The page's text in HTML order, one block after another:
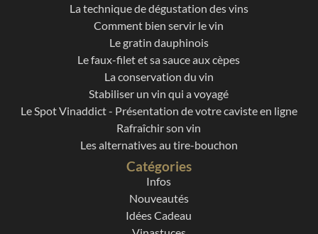
La technique de dégustation des vins
Comment bien servir le vin
Le gratin dauphinois
Le faux-filet et sa sauce aux cèpes
La conservation du vin
Stabiliser un vin qui a voyagé
Le Spot Vinaddict - Présentation de votre caviste en ligne
Rafraîchir son vin
Les alternatives au tire-bouchon
Catégories
Infos
Nouveautés
Idées Cadeau